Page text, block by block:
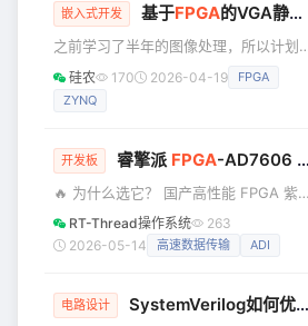
有，价格也往往高得离谱。这样一来，
会变得异常麻烦。 很多人可能会想到通
过扩展卡来解决，但现实是：存储接口
类的 FMC 扩展卡本来就很少见，同时覆
嵌入式开发 基于FPGA的VGA静态图片显示
之前学习了半年的图像处理，所以计划
将自己学过的几个图像处理的基础算
幅图片数据到FPGA开发板，FPGA接收
数据并做处理最终发送给VGA显示屏显
示，计划要写的算法有彩色图像转灰
度、均值/中值滤波、Sobel边缘检测
等。那么现在这是第一篇，先来写VGA
VGA显示
硅农 170 2026-04-19
FPGA
ZYNQ
开发板 睿擎派 FPGA-AD7606 扩展板 · 新品上架——工业级多通道数据采集，即插即用
🔥 为什么选它？ 国产高性能 FPGA 紫
光同创 PGL22G，40nm 工艺，21K
LUT4 逻辑资源，板载 256MB DDR3 缓
AD7606，16 位精度，每通道
RT-Thread操作系统
263
2026-05-14
高速数据传输 ADI
电路设计 SystemVerilog如何优雅的提升